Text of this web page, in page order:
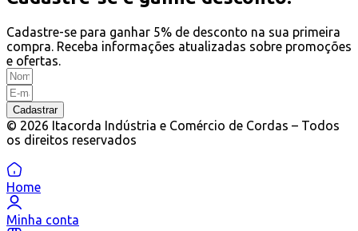
Cadastre-se para ganhar 5% de desconto na sua primeira
compra. Receba informações atualizadas sobre promoções
e ofertas.
Cadastrar
© 2026 Itacorda Indústria e Comércio de Cordas – Todos
os direitos reservados
Home
Minha conta